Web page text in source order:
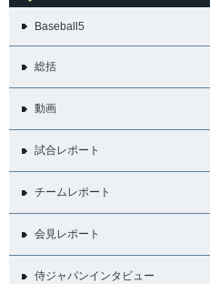
Baseball5
総括
動画
試合レポート
チームレポート
会見レポート
侍ジャパンインタビュー